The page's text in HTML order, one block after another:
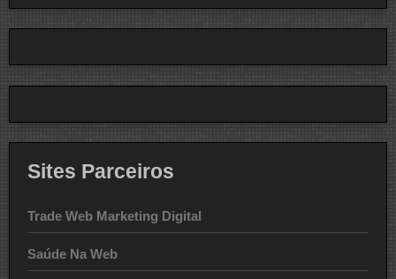
Sites Parceiros
Trade Web Marketing Digital
Saúde Na Web